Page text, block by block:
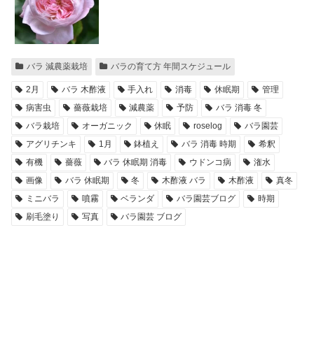
バラ 減農薬栽培 バラの育て方 年間スケジュール
2月 バラ 木酢液 手入れ 消毒 休眠期
管理
病害虫
薔薇栽培 減農薬 予防
バラ 消毒 冬
バラ栽培
オーガニック 休眠 roselog
バラ園芸
アグリチンキ
1月 鉢植え バラ 消毒 時期
希釈
有機
薔薇 バラ 休眠期 消毒 ウドンコ病
潅水
画像
バラ 休眠期 冬 木酢液 バラ 木酢液
真冬
ミニバラ
噴霧 ベランダ バラ園芸ブログ
時期
刷毛塗り
写真 バラ園芸 ブログ